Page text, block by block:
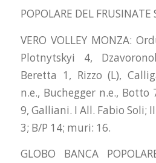
POPOLARE DEL FRUSINATE
VERO VOLLEY MONZA:
Plotnytskyi 4,
Beretta 1, Rizzo (L),
n.e., Buchegger n.e., Botto
9, Galliani. I All. Fabio Soli;
3; B/P 14; muri: 16.
GLOBO BANCA